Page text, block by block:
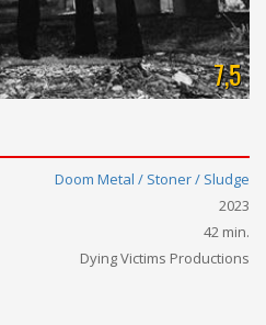
7,5
Doom Metal / Stoner / Sludge
2023
42 min.
Dying Victims Productions